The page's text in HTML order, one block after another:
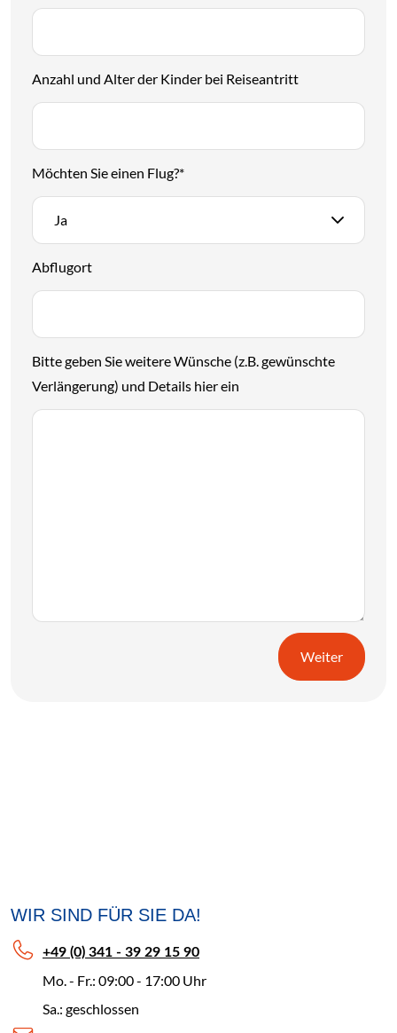
Anzahl und Alter der Kinder bei Reiseantritt
Möchten Sie einen Flug?*
Ja
Abflugort
Bitte geben Sie weitere Wünsche (z.B. gewünschte
Verlängerung) und Details hier ein
Weiter
WIR SIND FÜR SIE DA!
+49 (0) 341 - 39 29 15 90
Mo. - Fr.: 09:00 - 17:00 Uhr
Sa.: geschlossen